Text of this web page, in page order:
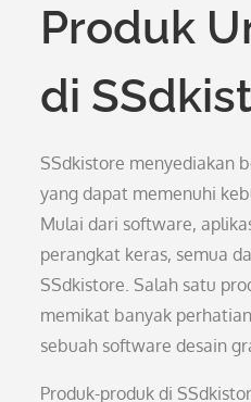
Produk
di
SSdkistore menyediakan
yang dapat memenuhi
Mulai dari software,
perangkat keras, semua
SSdkistore. Salah satu
memikat banyak
sebuah software desain
Produk-produk di